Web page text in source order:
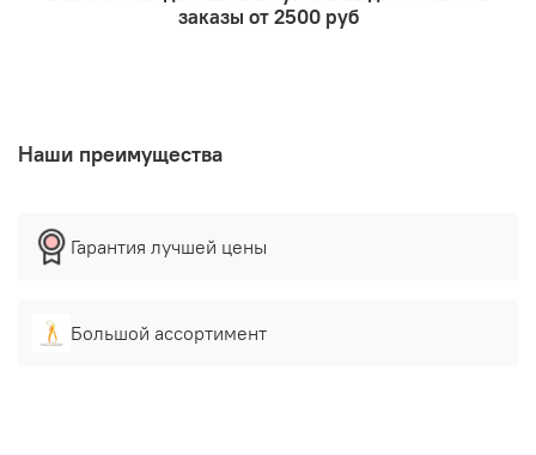
заказы от 2500 руб
Наши преимущества
Гарантия лучшей цены
Большой ассортимент